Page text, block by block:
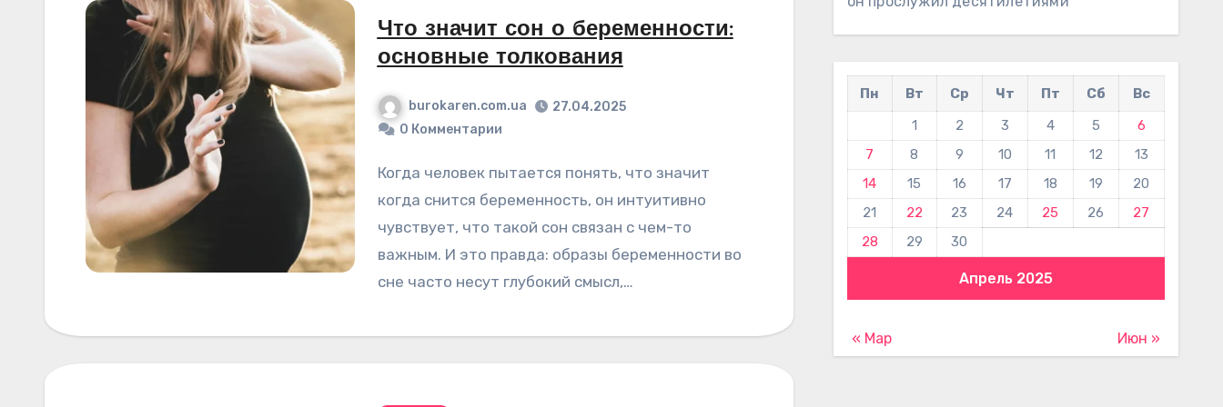
Что значит сон о беременности:
основные толкования
burokaren.com.ua
27.04.2025
0 Комментарии
Когда человек пытается понять, что значит
когда снится беременность, он интуитивно
чувствует, что такой сон связан с чем-то
важным. И это правда: образы беременности во
сне часто несут глубокий смысл,…
Апрель 2025
Пн Вт Ср Чт Пт Сб
Вс
1
2 3 4 5
6
7
8 9 10 11 12
13
14
15 16 17 18 19
20
21
22 23 24 25 26
27
28
29 30
« Мар Июн »